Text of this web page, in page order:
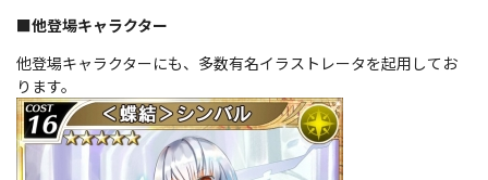
■他登場キャラクター
他登場キャラクターにも、多数有名イラストレータを起用してお
ります。